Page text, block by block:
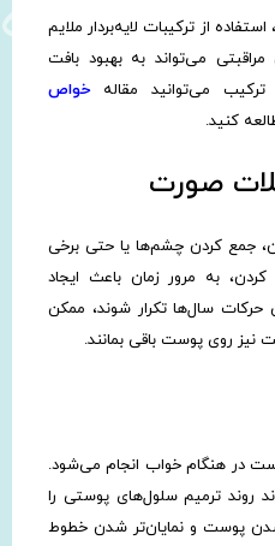
از ترکیبات لایه‌بردار ملایم
می‌تواند به بهبود بافت
می‌توانید مقاله خواص
کنید.
صورت
جمع کردن چشم‌ها یا حتی برخی
به مرور زمان باعث ایجاد
سال‌ها تکرار شوند، ممکن
روی پوست باقی بمانند.
در هنگام خواب انجام می‌شود.
روند ترمیم سلول‌های پوستی را
پوست و نمایان‌تر شدن خطوط